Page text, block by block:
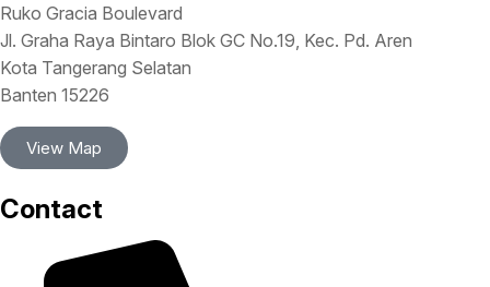
Ruko Gracia Boulevard
Jl. Graha Raya Bintaro Blok GC No.19, Kec. Pd. Aren
Kota Tangerang Selatan
Banten 15226
View Map
Contact